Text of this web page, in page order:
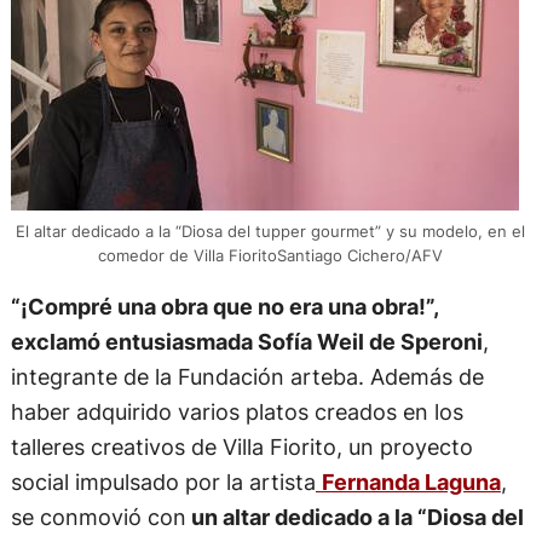
El altar dedicado a la “Diosa del tupper gourmet” y su modelo, en el
comedor de Villa FioritoSantiago Cichero/AFV
“¡Compré una obra que no era una obra!”,
exclamó entusiasmada Sofía Weil de Speroni,
integrante de la Fundación arteba. Además de
haber adquirido varios platos creados en los
talleres creativos de Villa Fiorito, un proyecto
social impulsado por la artista Fernanda Laguna,
se conmovió con un altar dedicado a la “Diosa del